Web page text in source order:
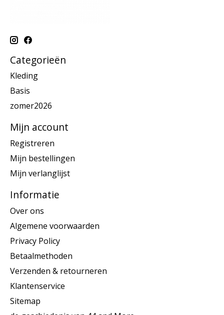
Categorieën
Kleding
Basis
zomer2026
Mijn account
Registreren
Mijn bestellingen
Mijn verlanglijst
Informatie
Over ons
Algemene voorwaarden
Privacy Policy
Betaalmethoden
Verzenden & retourneren
Klantenservice
Sitemap